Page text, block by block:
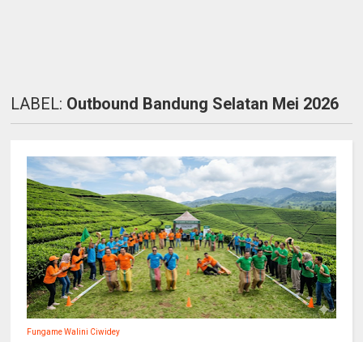
LABEL: Outbound Bandung Selatan Mei 2026
Fungame Walini Ciwidey